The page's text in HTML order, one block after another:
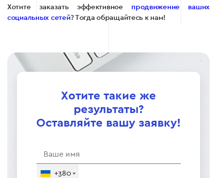
Хотите заказать эффективное продвижение ваших
социальных сетей? Тогда обращайтесь к нам!
Хотите такие же
результаты?
Оставляйте вашу заявку!
+380